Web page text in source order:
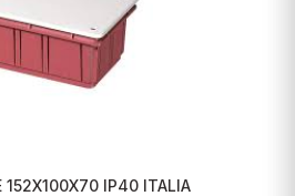
152X100X70 IP40 ITALIA